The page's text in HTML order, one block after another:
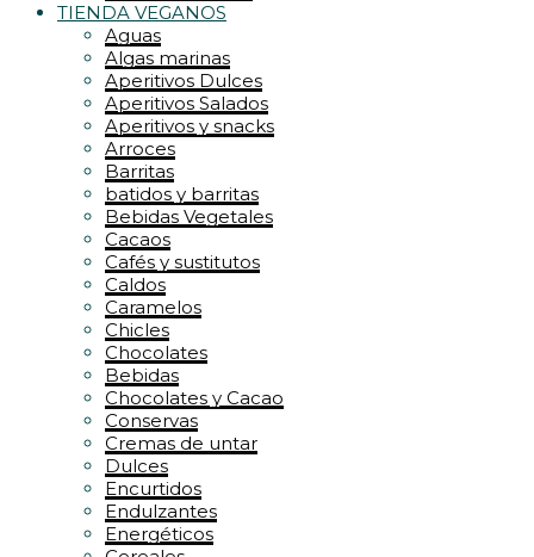
TIENDA VEGANOS
Aguas
Algas marinas
Aperitivos Dulces
Aperitivos Salados
Aperitivos y snacks
Arroces
Barritas
batidos y barritas
Bebidas Vegetales
Cacaos
Cafés y sustitutos
Caldos
Caramelos
Chicles
Chocolates
Bebidas
Chocolates y Cacao
Conservas
Cremas de untar
Dulces
Encurtidos
Endulzantes
Energéticos